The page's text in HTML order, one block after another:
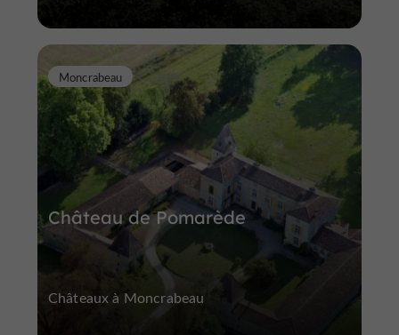
Château de Pomarède
Moncrabeau
Châteaux à Moncrabeau